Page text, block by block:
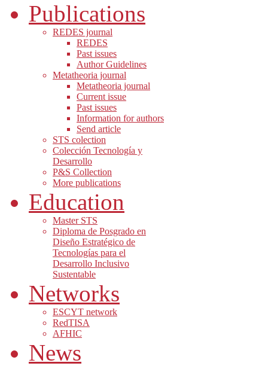
Publications
REDES journal
REDES
Past issues
Author Guidelines
Metatheoria journal
Metatheoria journal
Current issue
Past issues
Information for authors
Send article
STS colection
Colección Tecnología y
Desarrollo
P&S Collection
More publications
Education
Master STS
Diploma de Posgrado en
Diseño Estratégico de
Tecnologías para el
Desarrollo Inclusivo
Sustentable
Networks
ESCYT network
RedTISA
AFHIC
News